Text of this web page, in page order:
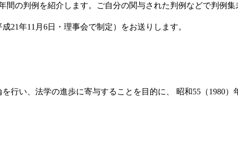
の判例を紹介します。ご自分の関与された判例などで判例
年11月6日・理事会で制定）をお送りします。
い、法学の進歩に寄与することを目的に、 昭和55（1980）